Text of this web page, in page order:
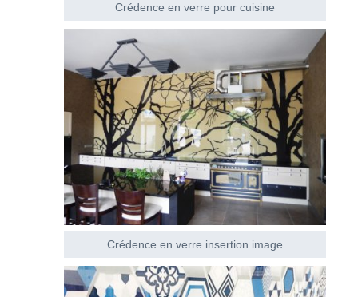
Crédence en verre pour cuisine
Crédence en verre insertion image